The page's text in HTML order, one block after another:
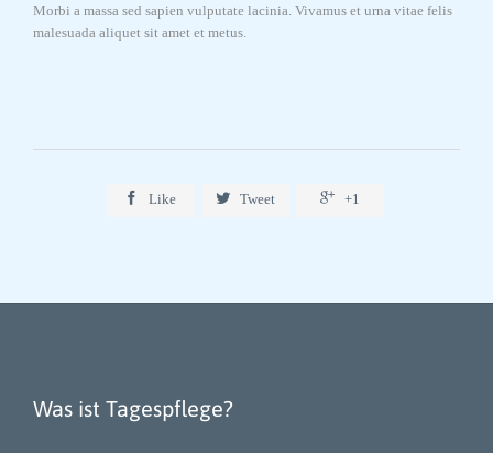
Morbi a massa sed sapien vulputate lacinia. Vivamus et urna vitae felis
malesuada aliquet sit amet et metus.
 Like  Tweet  +1
Was ist Tagespflege?